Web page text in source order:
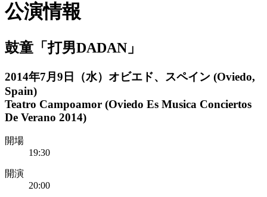
公演情報
鼓童「打男DADAN」
2014年7月9日（水）オビエド、スペイン (Oviedo,
Spain)
Teatro Campoamor (Oviedo Es Musica Conciertos
De Verano 2014)
開場
19:30
開演
20:00